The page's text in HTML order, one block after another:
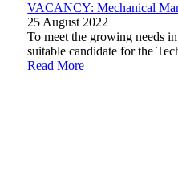
VACANCY: Mechanical
25 August 2022
To meet the growing needs
suitable candidate for the
Read More